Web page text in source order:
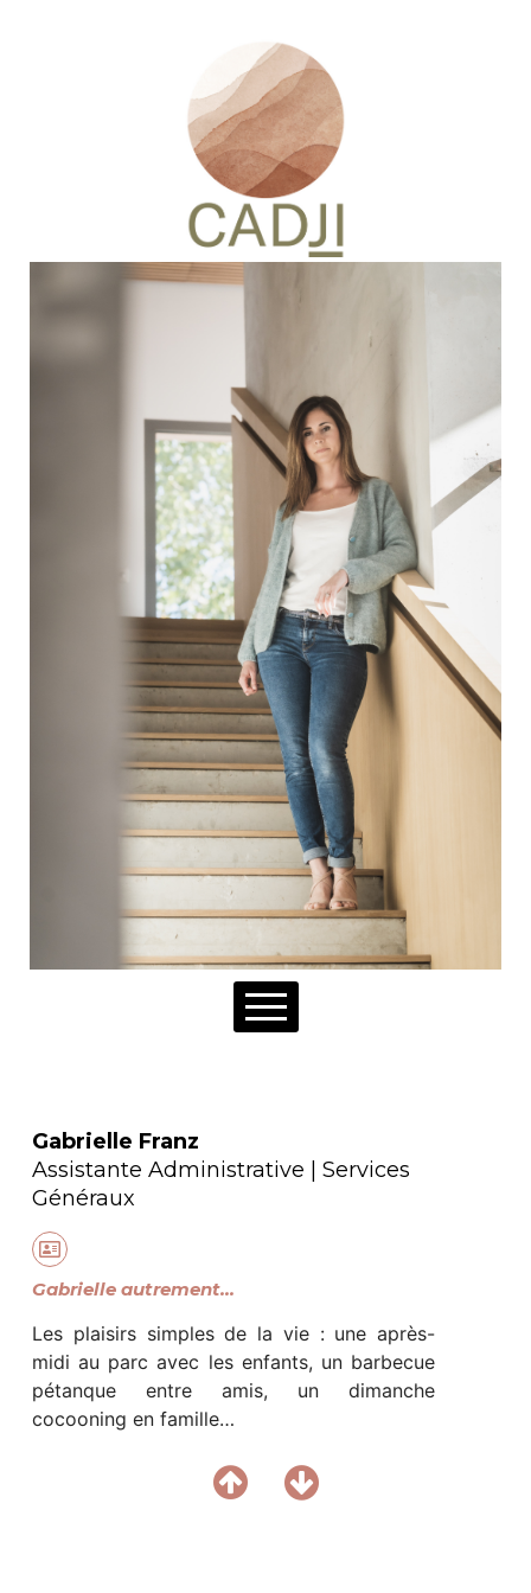
SAVOIR-FAIRE
NOS CLIENTS
NOS PARTENAIRES
NOUS REJOINDRE
CONTACT
Gabrielle Franz
Assistante Administrative | Services
Généraux
Gabrielle autrement...
Les plaisirs simples de la vie : une après-
midi au parc avec les enfants, un barbecue
pétanque entre amis, un dimanche
cocooning en famille…